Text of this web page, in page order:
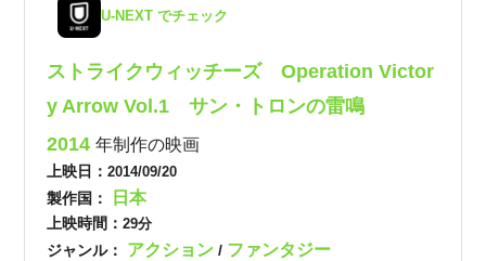
U-NEXT でチェック
ストライクウィッチーズ Operation Victor
y Arrow Vol.1 サン・トロンの雷鳴
2014年制作の映画
上映日：2014/09/20
製作国： 日本
上映時間：29分
ジャンル： アクション/ ファンタジー